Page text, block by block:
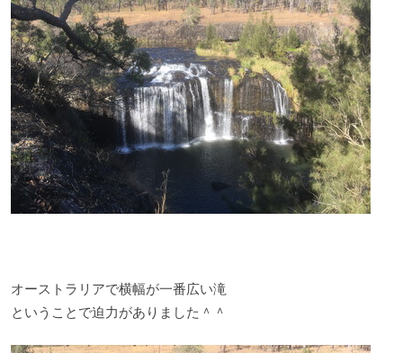
オーストラリアで横幅が一番広い滝
ということで迫力がありました＾＾